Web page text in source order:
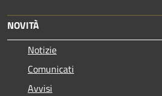
NOVITÀ
Notizie
Comunicati
Avvisi